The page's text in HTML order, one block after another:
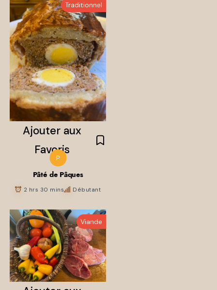
Traditionnel
P
Pâté de Pâques
2 hrs 30 mins Débutant
Ajouter aux
Favoris
Viande